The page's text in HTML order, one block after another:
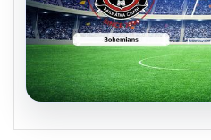
06.08.2026